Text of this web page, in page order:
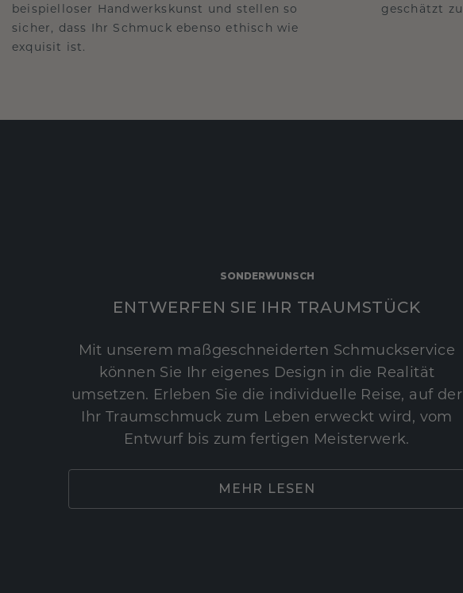
beispielloser Handwerkskunst und stellen so
sicher, dass Ihr Schmuck ebenso ethisch wie
exquisit ist.
geschätzt
SONDERWUNSCH
ENTWERFEN SIE IHR TRAUMSTÜCK
Mit unserem maßgeschneiderten Schmuckservice
können Sie Ihr eigenes Design in die Realität
umsetzen. Erleben Sie die individuelle Reise, auf der
Ihr Traumschmuck zum Leben erweckt wird, vom
Entwurf bis zum fertigen Meisterwerk.
MEHR LESEN